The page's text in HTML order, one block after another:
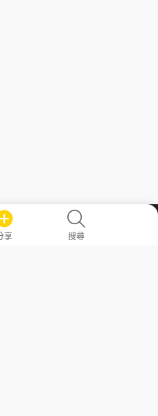
運動
享 搜尋